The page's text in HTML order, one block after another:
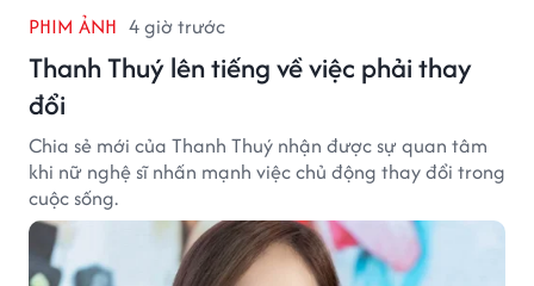
PHIM ẢNH 4 giờ trước
Thanh Thuý lên tiếng về việc phải thay
đổi
Chia sẻ mới của Thanh Thuý nhận được sự quan tâm
khi nữ nghệ sĩ nhấn mạnh việc chủ động thay đổi trong
cuộc sống.